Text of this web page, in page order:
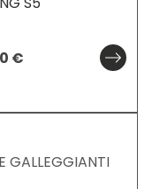
€
GALLEGGIANTI